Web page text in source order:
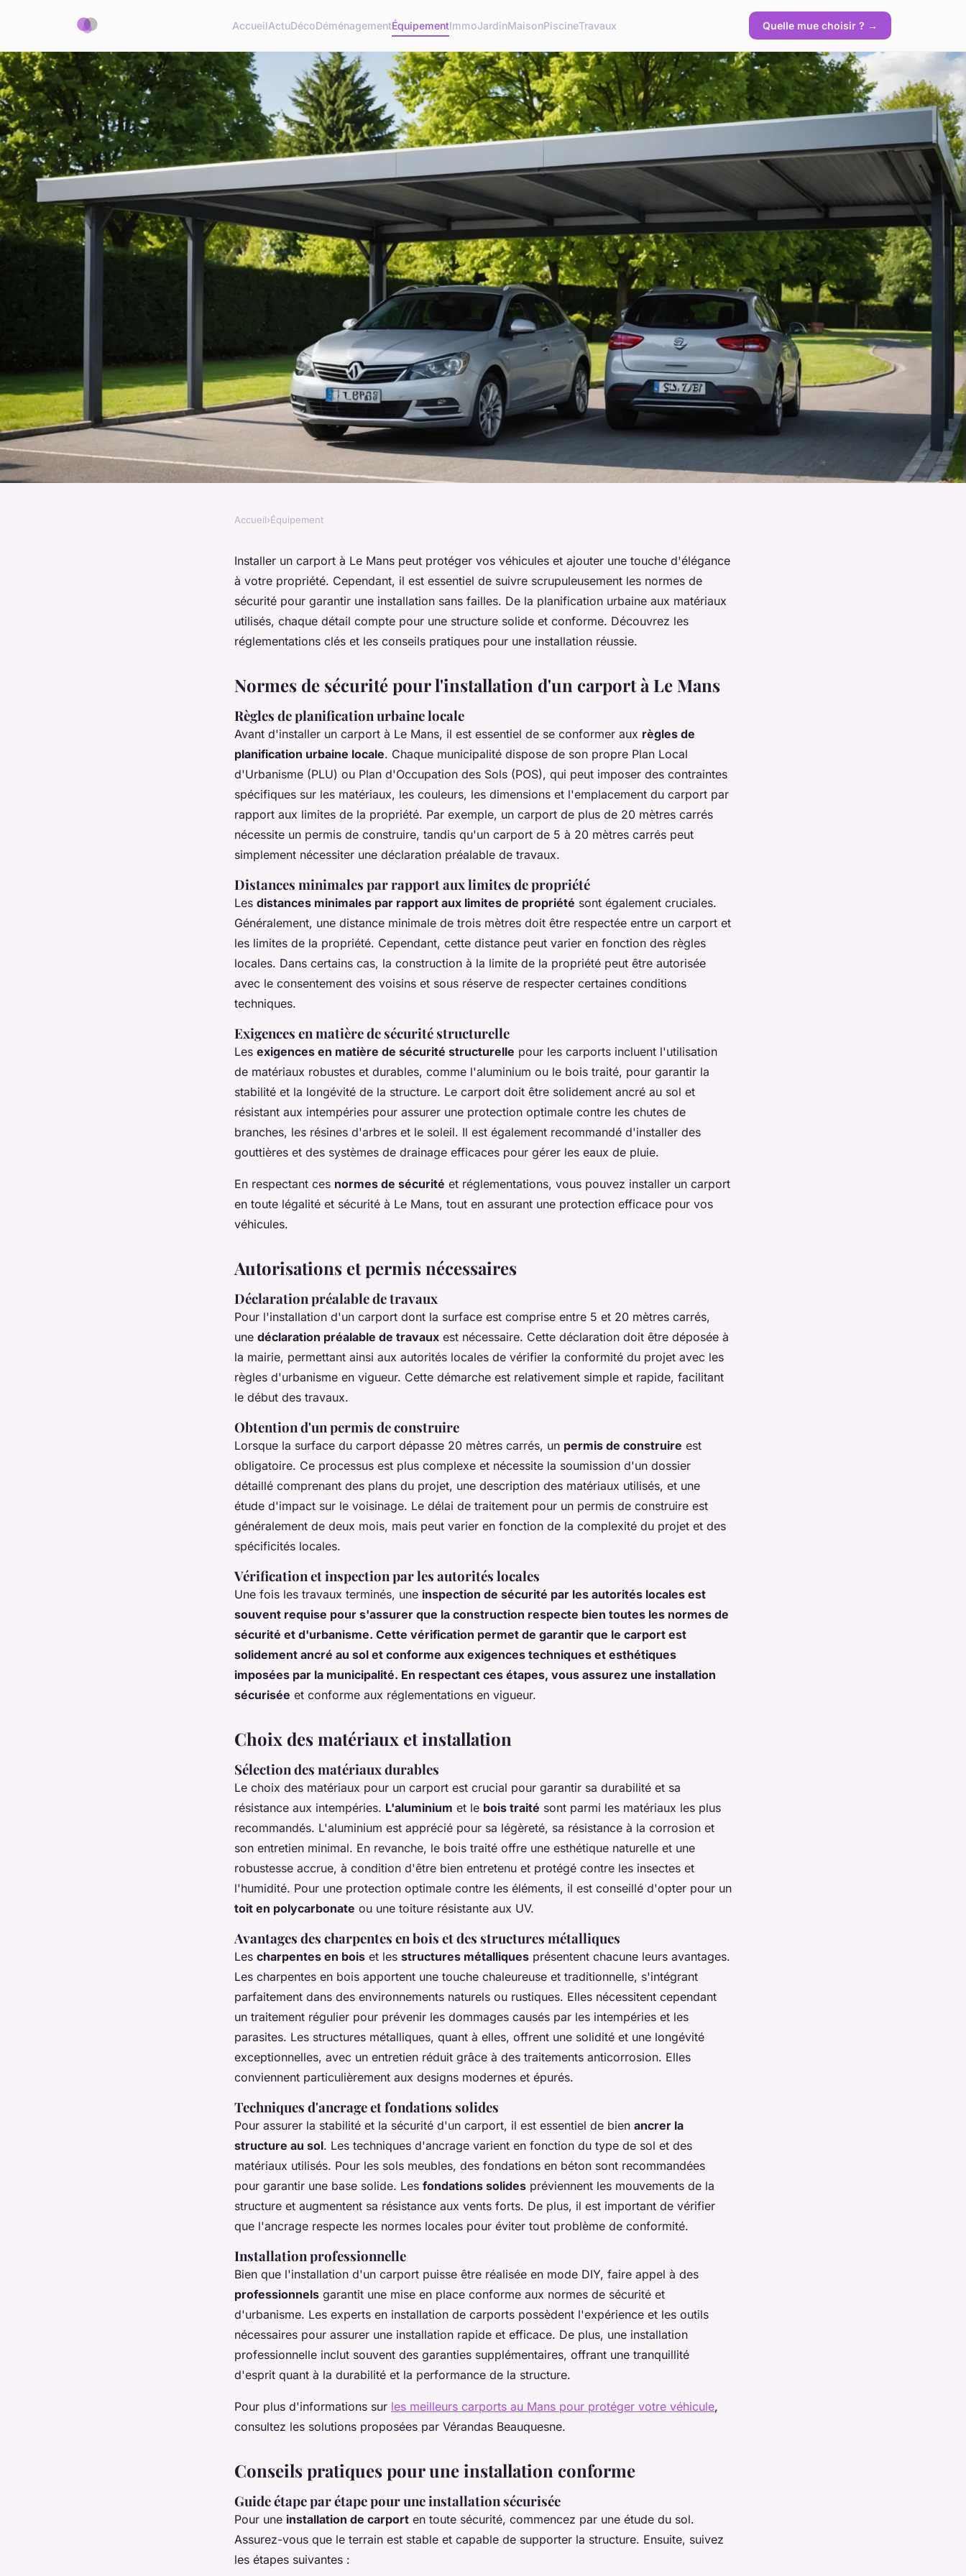
AccueilActuDécoDéménagementÉquipementImmoJardinMaisonPiscineTravaux Quelle mue choisir ? →
Carport à le mans : les normes de
sécurité à suivre lors de l'installation
Accueil›Équipement
Installer un carport à Le Mans peut protéger vos véhicules et ajouter une touche d'élégance
à votre propriété. Cependant, il est essentiel de suivre scrupuleusement les normes de
sécurité pour garantir une installation sans failles. De la planification urbaine aux matériaux
utilisés, chaque détail compte pour une structure solide et conforme. Découvrez les
réglementations clés et les conseils pratiques pour une installation réussie.
Normes de sécurité pour l'installation d'un carport à Le Mans
Règles de planification urbaine locale
Avant d'installer un carport à Le Mans, il est essentiel de se conformer aux règles de
planification urbaine locale. Chaque municipalité dispose de son propre Plan Local
d'Urbanisme (PLU) ou Plan d'Occupation des Sols (POS), qui peut imposer des contraintes
spécifiques sur les matériaux, les couleurs, les dimensions et l'emplacement du carport par
rapport aux limites de la propriété. Par exemple, un carport de plus de 20 mètres carrés
nécessite un permis de construire, tandis qu'un carport de 5 à 20 mètres carrés peut
simplement nécessiter une déclaration préalable de travaux.
Distances minimales par rapport aux limites de propriété
Les distances minimales par rapport aux limites de propriété sont également cruciales.
Généralement, une distance minimale de trois mètres doit être respectée entre un carport et
les limites de la propriété. Cependant, cette distance peut varier en fonction des règles
locales. Dans certains cas, la construction à la limite de la propriété peut être autorisée
avec le consentement des voisins et sous réserve de respecter certaines conditions
techniques.
Exigences en matière de sécurité structurelle
Les exigences en matière de sécurité structurelle pour les carports incluent l'utilisation
de matériaux robustes et durables, comme l'aluminium ou le bois traité, pour garantir la
stabilité et la longévité de la structure. Le carport doit être solidement ancré au sol et
résistant aux intempéries pour assurer une protection optimale contre les chutes de
branches, les résines d'arbres et le soleil. Il est également recommandé d'installer des
gouttières et des systèmes de drainage efficaces pour gérer les eaux de pluie.
En respectant ces normes de sécurité et réglementations, vous pouvez installer un carport
en toute légalité et sécurité à Le Mans, tout en assurant une protection efficace pour vos
véhicules.
Autorisations et permis nécessaires
Déclaration préalable de travaux
Pour l'installation d'un carport dont la surface est comprise entre 5 et 20 mètres carrés,
une déclaration préalable de travaux est nécessaire. Cette déclaration doit être déposée à
la mairie, permettant ainsi aux autorités locales de vérifier la conformité du projet avec les
règles d'urbanisme en vigueur. Cette démarche est relativement simple et rapide, facilitant
le début des travaux.
Obtention d'un permis de construire
Lorsque la surface du carport dépasse 20 mètres carrés, un permis de construire est
obligatoire. Ce processus est plus complexe et nécessite la soumission d'un dossier
détaillé comprenant des plans du projet, une description des matériaux utilisés, et une
étude d'impact sur le voisinage. Le délai de traitement pour un permis de construire est
généralement de deux mois, mais peut varier en fonction de la complexité du projet et des
spécificités locales.
Vérification et inspection par les autorités locales
Une fois les travaux terminés, une inspection de sécurité par les autorités locales est
souvent requise pour s'assurer que la construction respecte bien toutes les normes de
sécurité et d'urbanisme. Cette vérification permet de garantir que le carport est
solidement ancré au sol et conforme aux exigences techniques et esthétiques
imposées par la municipalité. En respectant ces étapes, vous assurez une installation
sécurisée et conforme aux réglementations en vigueur.
Choix des matériaux et installation
Sélection des matériaux durables
Le choix des matériaux pour un carport est crucial pour garantir sa durabilité et sa
résistance aux intempéries. L'aluminium et le bois traité sont parmi les matériaux les plus
recommandés. L'aluminium est apprécié pour sa légèreté, sa résistance à la corrosion et
son entretien minimal. En revanche, le bois traité offre une esthétique naturelle et une
robustesse accrue, à condition d'être bien entretenu et protégé contre les insectes et
l'humidité. Pour une protection optimale contre les éléments, il est conseillé d'opter pour un
toit en polycarbonate ou une toiture résistante aux UV.
Avantages des charpentes en bois et des structures métalliques
Les charpentes en bois et les structures métalliques présentent chacune leurs avantages.
Les charpentes en bois apportent une touche chaleureuse et traditionnelle, s'intégrant
parfaitement dans des environnements naturels ou rustiques. Elles nécessitent cependant
un traitement régulier pour prévenir les dommages causés par les intempéries et les
parasites. Les structures métalliques, quant à elles, offrent une solidité et une longévité
exceptionnelles, avec un entretien réduit grâce à des traitements anticorrosion. Elles
conviennent particulièrement aux designs modernes et épurés.
Techniques d'ancrage et fondations solides
Pour assurer la stabilité et la sécurité d'un carport, il est essentiel de bien ancrer la
structure au sol. Les techniques d'ancrage varient en fonction du type de sol et des
matériaux utilisés. Pour les sols meubles, des fondations en béton sont recommandées
pour garantir une base solide. Les fondations solides préviennent les mouvements de la
structure et augmentent sa résistance aux vents forts. De plus, il est important de vérifier
que l'ancrage respecte les normes locales pour éviter tout problème de conformité.
Installation professionnelle
Bien que l'installation d'un carport puisse être réalisée en mode DIY, faire appel à des
professionnels garantit une mise en place conforme aux normes de sécurité et
d'urbanisme. Les experts en installation de carports possèdent l'expérience et les outils
nécessaires pour assurer une installation rapide et efficace. De plus, une installation
professionnelle inclut souvent des garanties supplémentaires, offrant une tranquillité
d'esprit quant à la durabilité et la performance de la structure.
Pour plus d'informations sur les meilleurs carports au Mans pour protéger votre véhicule,
consultez les solutions proposées par Vérandas Beauquesne.
Conseils pratiques pour une installation conforme
Guide étape par étape pour une installation sécurisée
Pour une installation de carport en toute sécurité, commencez par une étude du sol.
Assurez-vous que le terrain est stable et capable de supporter la structure. Ensuite, suivez
les étapes suivantes :